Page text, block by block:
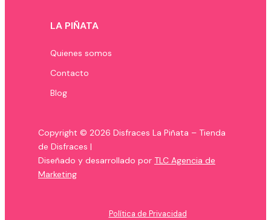
LA PIÑATA
Quienes somos
Contacto
Blog
Copyright © 2026 Disfraces La Piñata – Tienda
de Disfraces |
Diseñado y desarrollado por TLC Agencia de
Marketing
Política de Privacidad